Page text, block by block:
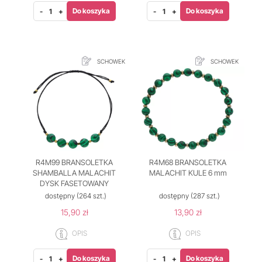
- + Do koszyka - + Do koszyka
SCHOWEK
R4M99 BRANSOLETKA
SHAMBALLA MALACHIT
DYSK FASETOWANY
dostępny (264 szt.)
15,90 zł
OPIS
- + Do koszyka
SCHOWEK
R4M68 BRANSOLETKA
MALACHIT KULE 6 mm
dostępny(287 szt.)
13,90 zł
OPIS
- + Do koszyka